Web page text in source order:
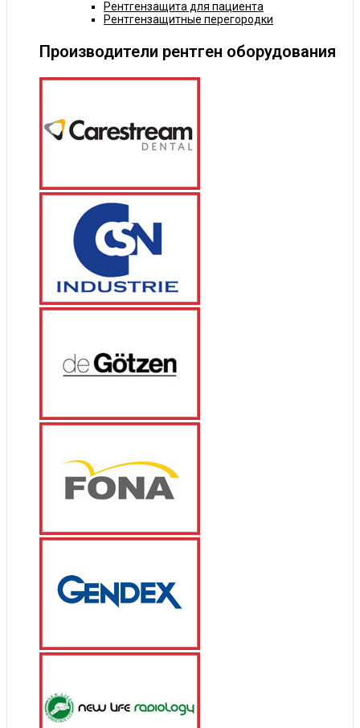
Рентгензащита для пациента
Рентгензащитные перегородки
Производители рентген оборудования